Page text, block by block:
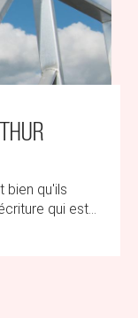
bien qu'ils
qui est...